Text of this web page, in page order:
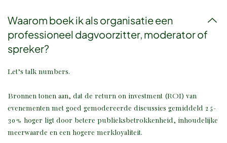
Waarom boek ik als organisatie een
professioneel dagvoorzitter, moderator of
spreker?
Let’s talk numbers.
Bronnen tonen aan, dat de return on investment (ROI) van
evenementen met goed gemodereerde discussies gemiddeld 25-
30% hoger ligt door betere publieksbetrokkenheid, inhoudelijke
meerwaarde en een hogere merkloyaliteit.